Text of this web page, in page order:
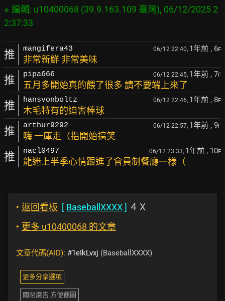
※ 編輯: u10400068 (39.9.163.109 臺灣), 06/12/2025 2
推 mangifera43 06/12 22:40, 1年前 , 6F
非常新鮮 非常美味
推 pipa666 06/12 22:45, 1年前 , 7F
五月多開始真的餵了很多 請不要端上來了
推 hansvonboltz 06/12 22:46, 1年前 , 8F
木毛特有的迫害棒球
推 arthur9292 06/12 22:57, 1年前 , 9F
嗨 一庫走（指開始搞笑
推 nacl0497 06/12 23:33, 1年前 , 10F
龍迷上半季心情跟進了會員制餐廳一樣（
‣ 返回看板 [ BaseballXXXX] ４Ｘ
‣ 更多 u10400068 的文章
文章代碼(AID): #1eIkLvxj (BaseballXXXX)
更多分享選項
關閉廣告 方便截圖